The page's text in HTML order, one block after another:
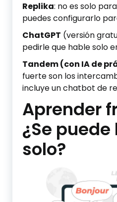
Replika: no es solo
puedes configurarlo
ChatGPT (versión
pedirle que hable solo
Tandem (con IA de
fuerte son los
incluye un chatbot de
Aprender
¿Se
solo?